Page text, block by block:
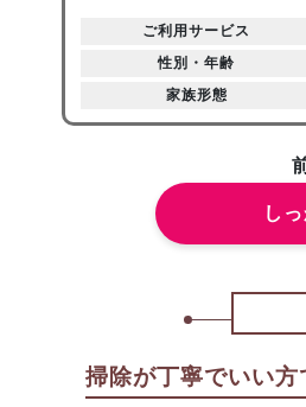
ご利用サービス
性別・年齢
家族形態
し
掃除が丁寧でいい方